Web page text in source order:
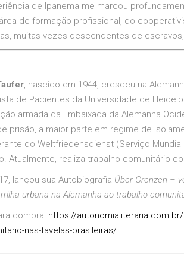
de Ipanema me marcou
de formação profissional, do
muitas vezes descendentes de
, nascido em 1944, cresceu na
de Pacientes da Universidade de
armada da Embaixada da Alemanha
prisão, a maior parte em regime de
do Weltfriedensdienst (Serviço
Atualmente, realiza trabalho comunitário
lançou sua Autobiografia Über Grenzen –
urbana na Alemanha ao trabalho
compra: https://
nas-favelas-brasileiras/